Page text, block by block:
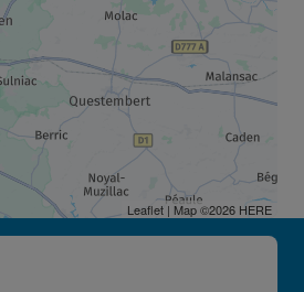
Leaflet| Map ©2026 HERE